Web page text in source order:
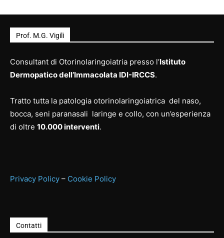
Prof. M.G. Vigili
Consultant di Otorinolaringoiatria presso l’Istituto
Dermopatico dell’Immacolata IDI-IRCCS.
Tratto tutta la patologia otorinolaringoiatrica del naso,
bocca, seni paranasali laringe e collo, con un’esperienza
di oltre 10.000 interventi.
Privacy Policy – Cookie Policy
Contatti